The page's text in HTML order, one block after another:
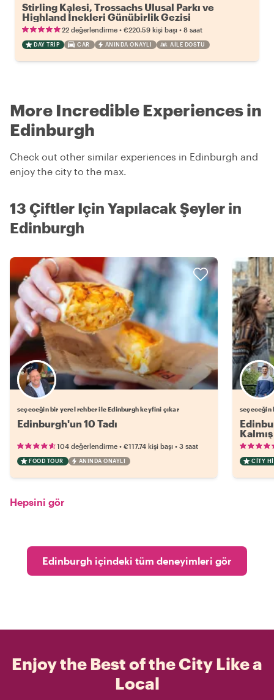
Stirling Kalesi, Trossachs Ulusal Parkı ve
Highland İnekleri Günübirlik Gezisi
22 değerlendirme • €220.59 kişi başı • 8 saat
DAY TRIP CAR ANINDA ONAYLI AILE DOSTU
More Incredible Experiences in
Edinburgh
Check out other similar experiences in Edinburgh and
enjoy the city to the max.
13 Çiftler Için Yapılacak Şeyler in
Edinburgh
Favori yerel rehberini seç
seçeceğin bir yerel rehber ile Edinburgh keyfini çıkar
Edinburgh'un 10 Tadı
104 değerlendirme • €117.74 kişi başı • 3 saat
FOOD TOUR ANINDA ONAYLI
seçeceğin
CITY
Hepsini gör
Edinburgh içindeki tüm deneyimleri gör
Enjoy the Best of the City Like a
Local